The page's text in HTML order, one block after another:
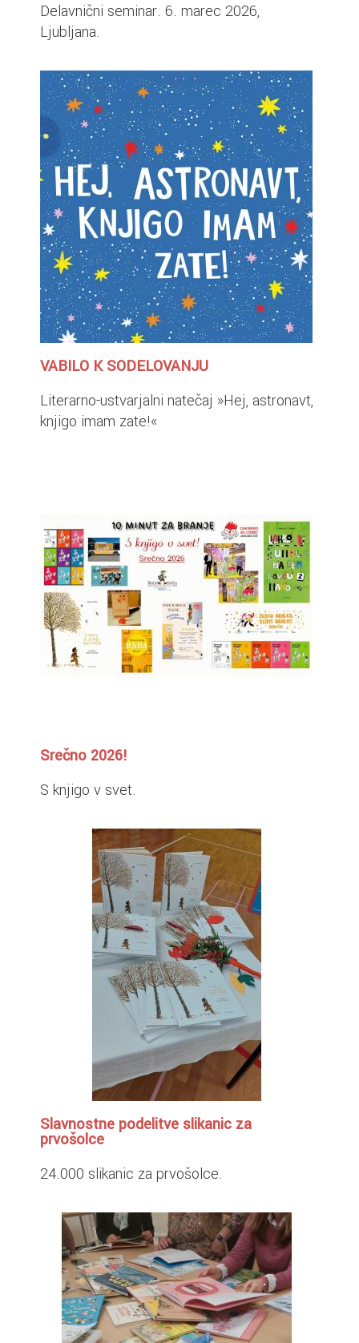
Delavnični seminar. 6. marec 2026,
Ljubljana.
VABILO K SODELOVANJU
Literarno-ustvarjalni natečaj »Hej, astronavt,
knjigo imam zate!«
Srečno 2026!
S knjigo v svet.
Slavnostne podelitve slikanic za
prvošolce
24.000 slikanic za prvošolce.